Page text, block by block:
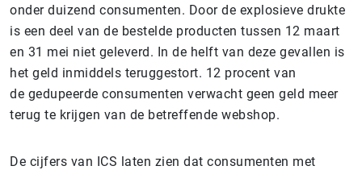
onder duizend consumenten. Door de explosieve drukte
is een deel van de bestelde producten tussen 12 maart
en 31 mei niet geleverd. In de helft van deze gevallen is
het geld inmiddels teruggestort. 12 procent van
de gedupeerde consumenten verwacht geen geld meer
terug te krijgen van de betreffende webshop.
De cijfers van ICS laten zien dat consumenten met